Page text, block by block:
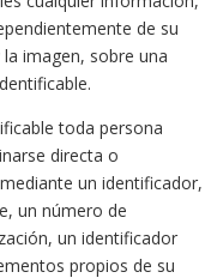
de su
imagen, sobre una
toda persona
directa o
un identificador,
un número de
un identificador
propios de su